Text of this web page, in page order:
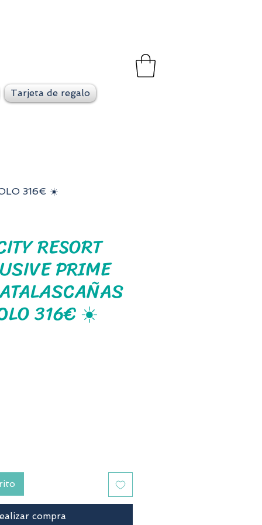
Tarjeta de regalo
316€ ☀️
RESORT
PRIME
316€ ☀️
compra